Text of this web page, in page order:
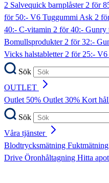
2 Salvequick barnplåster2 för
för 50:- V6 Tuggummi Ask 2
40:- C-vitamin 2 för 40:- Gunry
Bomullsprodukter2 för 32:-
Vicks halstabletter2 för 25:- V6
Sök
OUTLET
Outlet 50% Outlet 30% Kort
Sök
Våra tjänster
Blodtrycksmätning Fuktmätning
Drive Öronhåltagning Hitta